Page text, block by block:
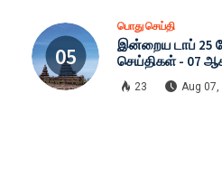
பொது செய்தி
இன்றைய டாப் 25
செய்திகள் - 07
23 Aug 07,